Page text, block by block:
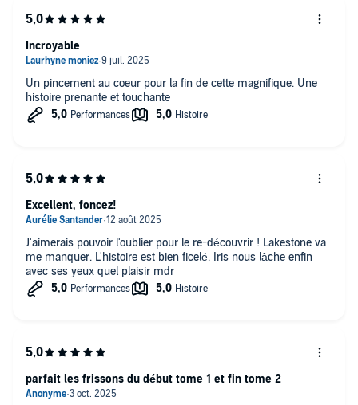
Un pincement au coeur pour la fin de cette magnifique. Une
histoire prenante et touchante
Incroyable
J'aimerais pouvoir l'oublier pour le re-découvrir ! Lakestone va
me manquer. L'histoire est bien ficelé, Iris nous lâche enfin
avec ses yeux quel plaisir mdr
Excellent, foncez!
parfait les frissons du début tome 1 et fin tome 2